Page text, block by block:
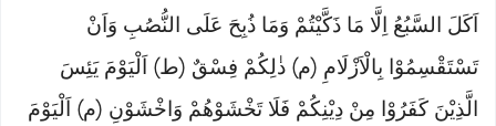
اَكَلَ السَّبُعُ اِلَّا مَا ذَكَّيْتُمْ وَمَا ذُبِحَ عَلَى النُّصُبِ وَاَنْ
تَسْتَقْسِمُوْا بِالْاَزْلَامِ (م) ذٰلِكُمْ فِسْقٌ (ط) اَلْيَوْمَ يَئِسَ
الَّذِيْنَ كَفَرُوْا مِنْ دِيْنِكُمْ فَلَا تَخْشَوْهُمْ وَاخْشَوْنِ (م) اَلْيَوْمَ